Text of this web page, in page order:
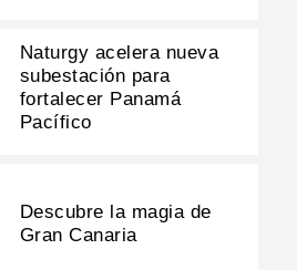
Naturgy acelera nueva
subestación para
fortalecer Panamá
Pacífico
Descubre la magia de
Gran Canaria